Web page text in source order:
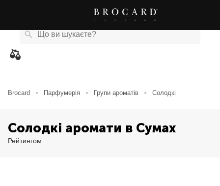
Brocard Парфумерія Групи ароматів Солодкі
Солодкі аромати в Сумах
Рейтингом